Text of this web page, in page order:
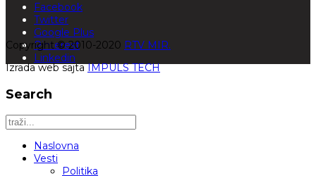
Facebook
Twitter
Google Plus
Pinterest
Linkedin
Copyright © 2010-2020 RTV MIR.
Izrada web sajtaIMPULS TECH
Search
Naslovna
Vesti
Politika